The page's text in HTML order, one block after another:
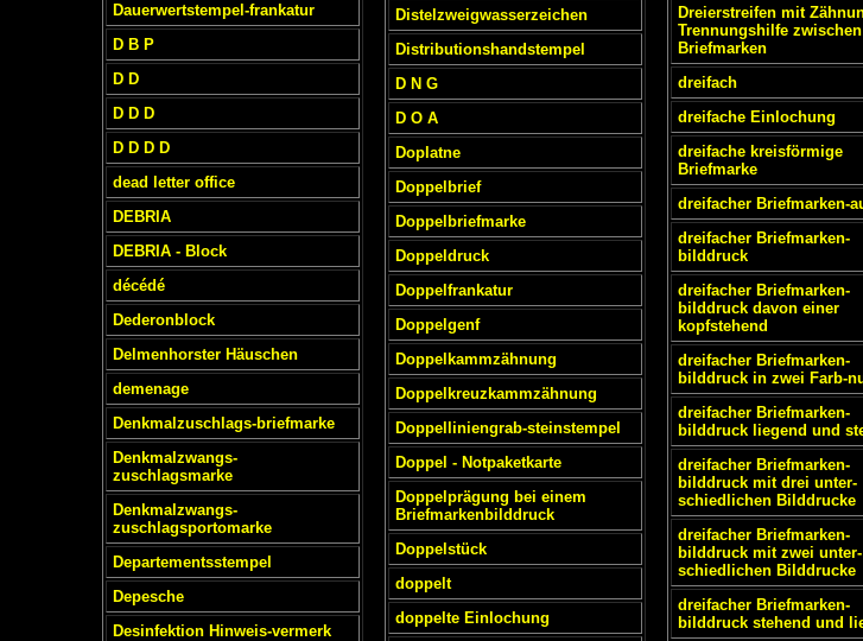
Dauerwertstempel-frankatur
D B P
D D
D D D
D D D D
dead letter office
DEBRIA
DEBRIA - Block
décédé
Dederonblock
Delmenhorster Häuschen
demenage
Denkmalzuschlags-briefmarke
Denkmalzwangs-
zuschlagsmarke
Denkmalzwangs-
zuschlagsportomarke
Departementsstempel
Depesche
Desinfektion Hinweis-vermerk
Distelzweigwasserzeichen
Distributionshandstempel
D N G
D O A
Doplatne
Doppelbrief
Doppelbriefmarke
Doppeldruck
Doppelfrankatur
Doppelgenf
Doppelkammzähnung
Doppelkreuzkammzähnung
Doppelliniengrab-steinstempel
Doppel - Notpaketkarte
Doppelprägung bei einem
Briefmarkenbilddruck
Doppelstück
doppelt
doppelte Einlochung
Dreierstreifen mit
Trennungshilfe
Briefmarken
dreifach
dreifache Einlochung
dreifache kreisförmige
Briefmarke
dreifacher Briefmarken-
dreifacher Briefmarken-
bilddruck
dreifacher Briefmarken-
bilddruck davon einer
kopfstehend
dreifacher Briefmarken-
bilddruck in zwei Farb-
dreifacher Briefmarken-
bilddruck liegend und
dreifacher Briefmarken-
bilddruck mit drei unter-
schiedlichen Bilddrucke
dreifacher Briefmarken-
bilddruck mit zwei unter-
schiedlichen Bilddrucke
dreifacher Briefmarken-
bilddruck stehend und